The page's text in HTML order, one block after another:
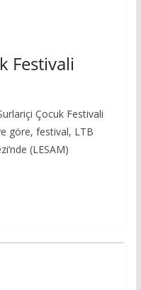
Festivali
Çocuk Festivali
göre, festival, LTB
(LESAM)